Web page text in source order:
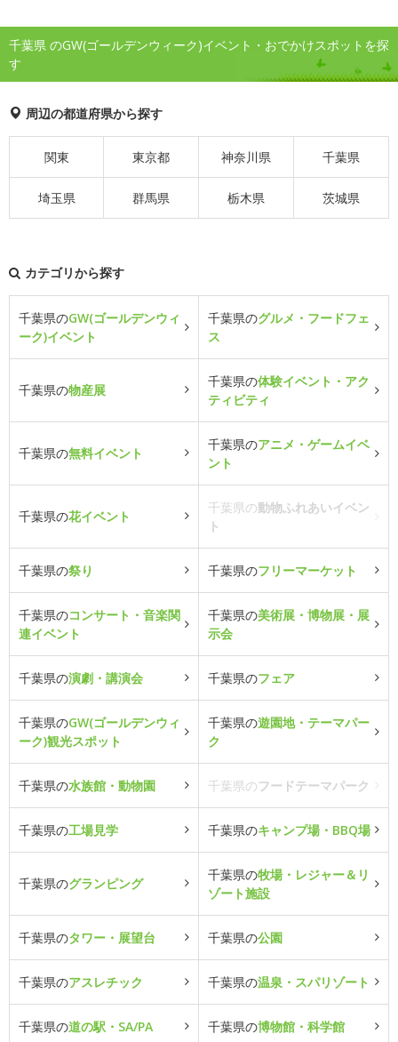
千葉県 のGW(ゴールデンウィーク)イベント・おでかけスポットを探
す
周辺の都道府県から探す
関東 東京都 神奈川県 千葉県
埼玉県 群馬県 栃木県 茨城県
カテゴリから探す
千葉県のGW(ゴールデンウィ
ーク)イベント
千葉県のグルメ・フードフェ
ス
千葉県の物産展
千葉県の体験イベント・アク
ティビティ
千葉県の無料イベント
千葉県のアニメ・ゲームイベ
ント
千葉県の花イベント
千葉県の動物ふれあいイベン
ト
千葉県の祭り 千葉県のフリーマーケット
千葉県のコンサート・音楽関
連イベント
千葉県の美術展・博物展・展
示会
千葉県の演劇・講演会 千葉県のフェア
千葉県のGW(ゴールデンウィ
ーク)観光スポット
千葉県の遊園地・テーマパー
ク
千葉県の水族館・動物園 千葉県のフードテーマパーク
千葉県の工場見学 千葉県のキャンプ場・BBQ場
千葉県のグランピング
千葉県の牧場・レジャー＆リ
ゾート施設
千葉県のタワー・展望台 千葉県の公園
千葉県のアスレチック 千葉県の温泉・スパリゾート
千葉県の道の駅・SA/PA 千葉県の博物館・科学館